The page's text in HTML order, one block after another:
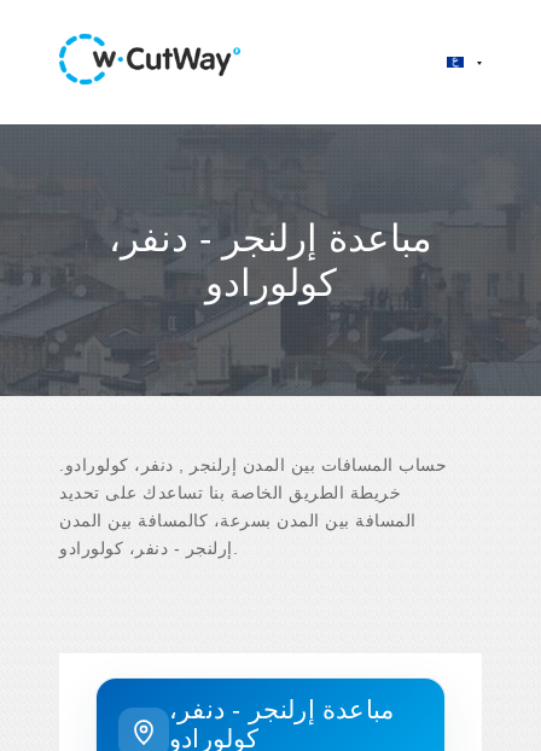
مباعدة إرلنجر - دنفر،
كولورادو
حساب المسافات بين المدن إرلنجر , دنفر، كولورادو.
خريطة الطريق الخاصة بنا تساعدك على تحديد
المسافة بين المدن بسرعة، كالمسافة بين المدن
مباعدة إرلنجر - دنفر،
كولورادو